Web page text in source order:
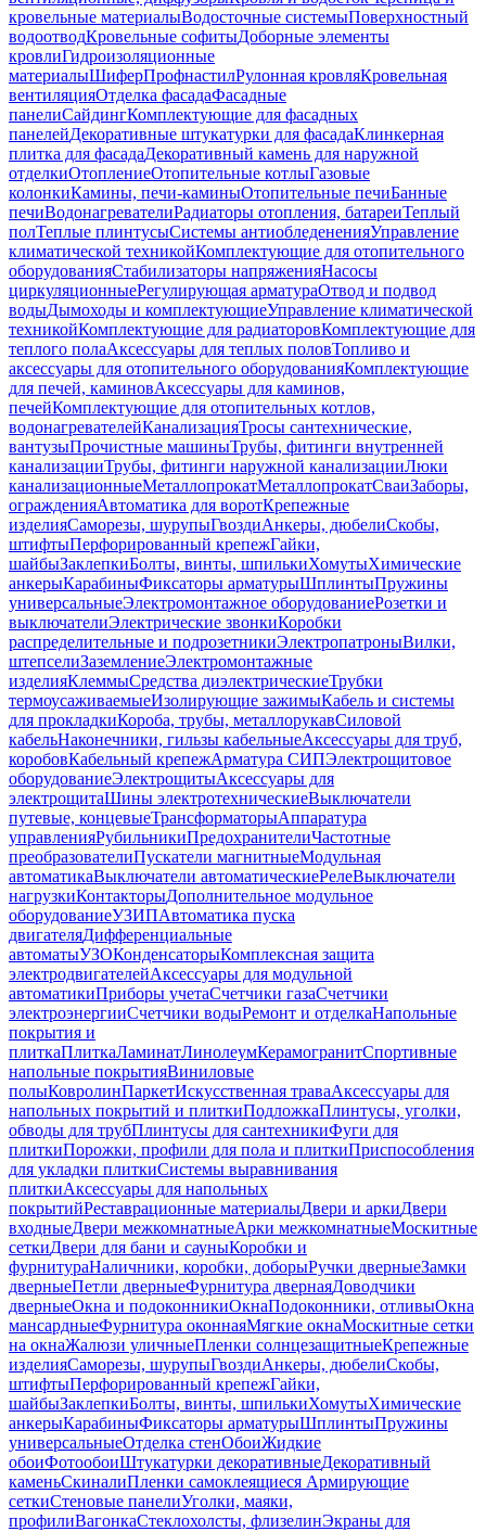
кровельные материалыВодосточные системыПоверхностный
водоотводКровельные софитыДоборные элементы
кровлиГидроизоляционные
материалыШиферПрофнастилРулонная кровляКровельная
вентиляцияОтделка фасадаФасадные
панелиСайдингКомплектующие для фасадных
панелейДекоративные штукатурки для фасадаКлинкерная
плитка для фасадаДекоративный камень для наружной
отделкиОтоплениеОтопительные котлыГазовые
колонкиКамины, печи-каминыОтопительные печиБанные
печиВодонагревателиРадиаторы отопления, батареиТеплый
полТеплые плинтусыСистемы антиобледененияУправление
климатической техникойКомплектующие для отопительного
оборудованияСтабилизаторы напряженияНасосы
циркуляционныеРегулирующая арматураОтвод и подвод
водыДымоходы и комплектующиеУправление климатической
техникойКомплектующие для радиаторовКомплектующие для
теплого полаАксессуары для теплых половТопливо и
аксессуары для отопительного оборудованияКомплектующие
для печей, каминовАксессуары для каминов,
печейКомплектующие для отопительных котлов,
водонагревателейКанализацияТросы сантехнические,
вантузыПрочистные машиныТрубы, фитинги внутренней
канализацииТрубы, фитинги наружной канализацииЛюки
канализационныеМеталлопрокатМеталлопрокатСваиЗаборы,
огражденияАвтоматика для воротКрепежные
изделияСаморезы, шурупыГвоздиАнкеры, дюбелиСкобы,
штифтыПерфорированный крепежГайки,
шайбыЗаклепкиБолты, винты, шпилькиХомутыХимические
анкерыКарабиныФиксаторы арматурыШплинтыПружины
универсальныеЭлектромонтажное оборудованиеРозетки и
выключателиЭлектрические звонкиКоробки
распределительные и подрозетникиЭлектропатроныВилки,
штепселиЗаземлениеЭлектромонтажные
изделияКлеммыСредства диэлектрическиеТрубки
термоусаживаемыеИзолирующие зажимыКабель и системы
для прокладкиКороба, трубы, металлорукавСиловой
кабельНаконечники, гильзы кабельныеАксессуары для труб,
коробовКабельный крепежАрматура СИПЭлектрощитовое
оборудованиеЭлектрощитыАксессуары для
электрощитаШины электротехническиеВыключатели
путевые, концевыеТрансформаторыАппаратура
управленияРубильникиПредохранителиЧастотные
преобразователиПускатели магнитныеМодульная
автоматикаВыключатели автоматическиеРелеВыключатели
нагрузкиКонтакторыДополнительное модульное
оборудованиеУЗИПАвтоматика пуска
двигателяДифференциальные
автоматыУЗОКонденсаторыКомплексная защита
электродвигателейАксессуары для модульной
автоматикиПриборы учетаСчетчики газаСчетчики
электроэнергииСчетчики водыРемонт и отделкаНапольные
покрытия и
плиткаПлиткаЛаминатЛинолеумКерамогранитСпортивные
напольные покрытияВиниловые
полыКовролинПаркетИскусственная траваАксессуары для
напольных покрытий и плиткиПодложкаПлинтусы, уголки,
обводы для трубПлинтусы для сантехникиФуги для
плиткиПорожки, профили для пола и плиткиПриспособления
для укладки плиткиСистемы выравнивания
плиткиАксессуары для напольных
покрытийРеставрационные материалыДвери и аркиДвери
входныеДвери межкомнатныеАрки межкомнатныеМоскитные
сеткиДвери для бани и сауныКоробки и
фурнитураНаличники, коробки, доборыРучки дверныеЗамки
дверныеПетли дверныеФурнитура двернаяДоводчики
дверныеОкна и подоконникиОкнаПодоконники, отливыОкна
мансардныеФурнитура оконнаяМягкие окнаМоскитные сетки
на окнаЖалюзи уличныеПленки солнцезащитныеКрепежные
изделияСаморезы, шурупыГвоздиАнкеры, дюбелиСкобы,
штифтыПерфорированный крепежГайки,
шайбыЗаклепкиБолты, винты, шпилькиХомутыХимические
анкерыКарабиныФиксаторы арматурыШплинтыПружины
универсальныеОтделка стенОбоиЖидкие
обоиФотообоиШтукатурки декоративныеДекоративный
каменьСкиналиПленки самоклеящиеся Армирующие
сеткиСтеновые панелиУголки, маяки,
профилиВагонкаСтеклохолсты, флизелинЭкраны для